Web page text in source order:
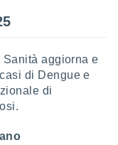
Sanità aggiorna e
di Dengue e
di